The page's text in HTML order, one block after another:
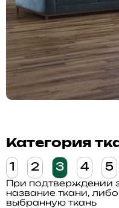
Категория
1 2 3 4 5
При подтверждении
название ткани,
выбранную ткань